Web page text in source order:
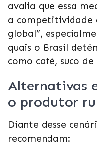
avalia que essa
a competitividade
global”,
quais o Brasil
como café, suco
Alternativas
o produtor
Diante desse
recomendam: